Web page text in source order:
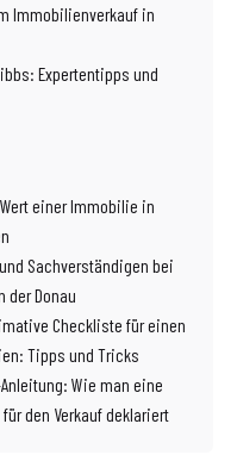
Immobilienverkauf in
Expertentipps und
einer Immobilie in
Sachverständigen bei
der Donau
Checkliste für einen
Tipps und Tricks
Wie man eine
den Verkauf deklariert